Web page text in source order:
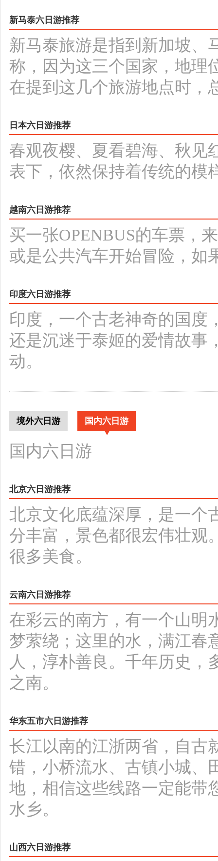
新马泰六日游推荐
新马泰旅游是指到新加坡、
称，因为这三个国家，地理
在提到这几个旅游地点时，
日本六日游推荐
春观夜樱、夏看碧海、秋见
表下，依然保持着传统的模
越南六日游推荐
买一张OPENBUS的车票，
或是公共汽车开始冒险，如
印度六日游推荐
印度，一个古老神奇的国度
还是沉迷于泰姬的爱情故事
动。
境外六日游 国内六日游
国内六日游
北京六日游推荐
北京文化底蕴深厚，是一个
分丰富，景色都很宏伟壮观
很多美食。
云南六日游推荐
在彩云的南方，有一个山
梦萦绕；这里的水，满江春
人，淳朴善良。千年历史，
之南。
华东五市六日游推荐
长江以南的江浙两省，自古
错，小桥流水、古镇小城、
地，相信这些线路一定能带
水乡。
山西六日游推荐